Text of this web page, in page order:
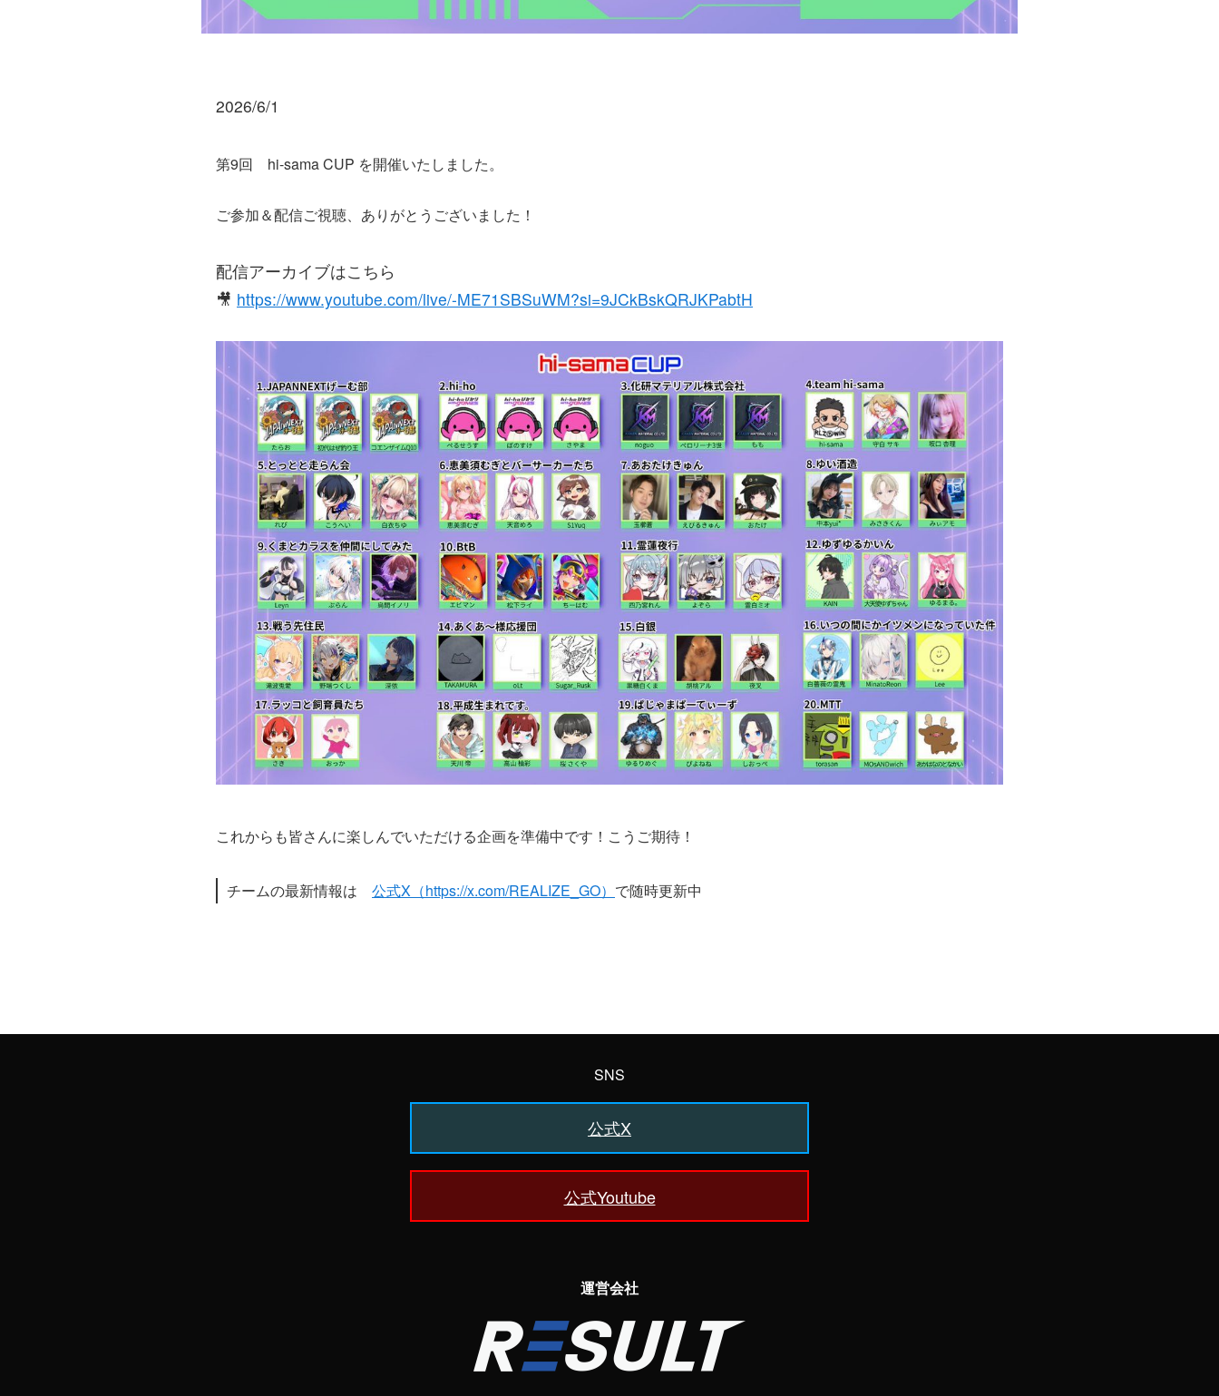
2026/6/1
第9回 hi-sama CUP を開催いたしました。
ご参加＆配信ご視聴、ありがとうございました！
配信アーカイブはこちら
🎥 https://www.youtube.com/live/-ME71SBSuWM?si=9JCkBskQRJKPabtH
これからも皆さんに楽しんでいただける企画を準備中です！こうご期待！
チームの最新情報は 公式X（https://x.com/REALIZE_GO） で随時更新中
SNS
公式X
公式Youtube
運営会社